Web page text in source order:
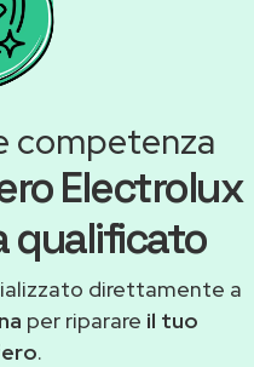
competenza
Electrolux
qualificato
direttamente a
per riparare il tuo
.